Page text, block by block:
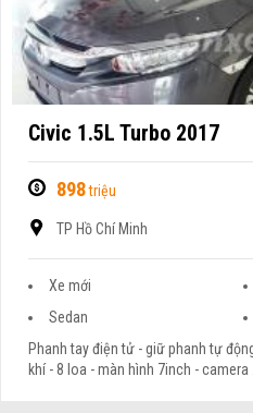
Civic 1.5L Turbo 2017
898triệu
TP Hồ Chí Minh
Xe mới
Sedan
Phanh tay điện tử - giữ phanh tự
khí - 8 loa - màn hình 7inch - camera